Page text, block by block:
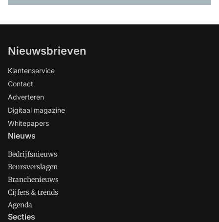
Nieuwsbrieven
Klantenservice
Contact
Adverteren
Digitaal magazine
Whitepapers
Nieuws
Bedrijfsnieuws
Beursverslagen
Branchenieuws
Cijfers & trends
Agenda
Secties